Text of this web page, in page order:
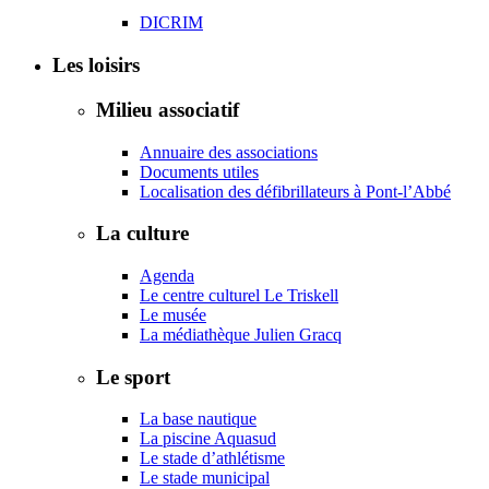
DICRIM
Les loisirs
Milieu associatif
Annuaire des associations
Documents utiles
Localisation des défibrillateurs à Pont-l’Abbé
La culture
Agenda
Le centre culturel Le Triskell
Le musée
La médiathèque Julien Gracq
Le sport
La base nautique
La piscine Aquasud
Le stade d’athlétisme
Le stade municipal